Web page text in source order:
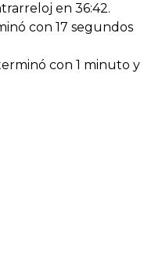
en 36:42.
con 17 segundos
con 1 minuto y